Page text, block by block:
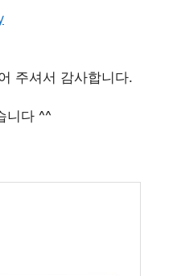
주셔서 감사합니다.
니다 ^^